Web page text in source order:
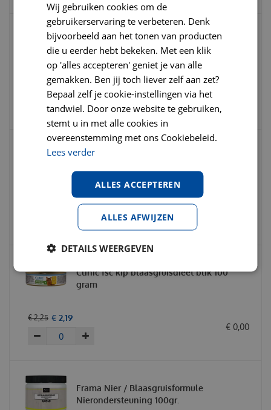
Clinic fds 60 gram Cat multidiet treat salm
95 € 3,25
Clinic fsc rund blaasgruisdieet blik 100
gram
Clinic fsc kip blaasgruisdieet blik 100
gram
€ 2,25 € 2,19
€ 0,00
Frama Nier / Blaasgruisformule
Nierondersteuning 100gr.
Wij gebruiken cookies om de
gebruikerservaring te verbeteren. Denk
bijvoorbeeld aan het tonen van producten
die u eerder hebt bekeken. Met een klik
op 'alles accepteren' geniet je van alle
gemakken. Ben jij toch liever zelf aan zet?
Bepaal zelf je cookie-instellingen via het
tandwiel. Door onze website te gebruiken,
stemt u in met alle cookies in
overeenstemming met ons Cookiebeleid.
Lees verder
ALLES ACCEPTEREN
ALLES AFWIJZEN
DETAILS WEERGEVEN